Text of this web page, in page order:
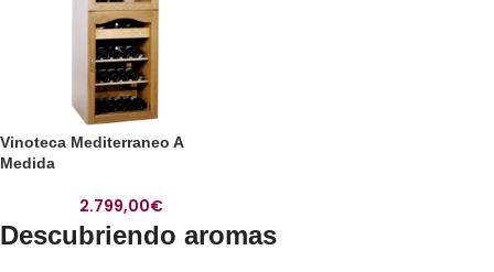
Vinoteca Mediterraneo A
Medida
2.799,00€
Descubriendo aromas